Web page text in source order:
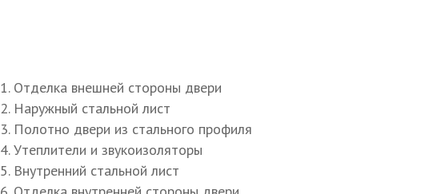
1. Отделка внешней стороны двери
2. Наружный стальной лист
3. Полотно двери из стального профиля
4. Утеплители и звукоизоляторы
5. Внутренний стальной лист